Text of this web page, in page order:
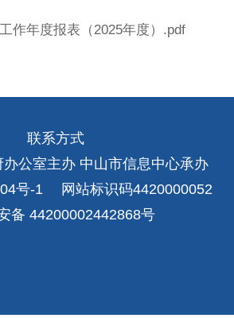
作年度报表（2025年度）.pdf
联系方式
公室主办 中山市信息中心承办
号-1
网站标识码4420000052
备 44200002442868号